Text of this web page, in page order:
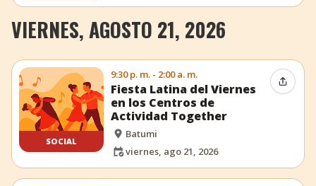
VIERNES, AGOSTO 21, 2026
SOCIAL
9:30 p. m. - 2:00 a. m.
Fiesta Latina del Viernes
en los Centros de
Actividad Together
Batumi
viernes, ago 21, 2026